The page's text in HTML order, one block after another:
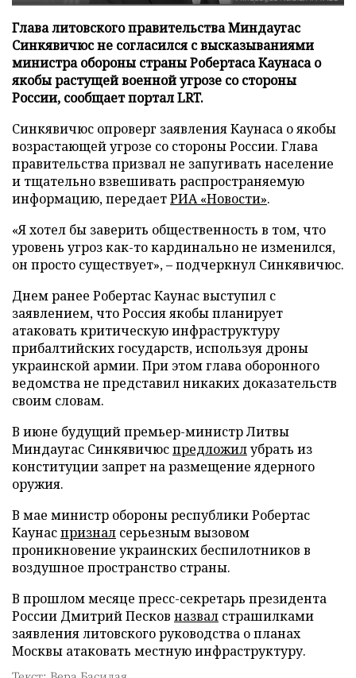
Глава литовского правительства Миндаугас
Синкявичюс не согласился с высказываниями
министра обороны страны Робертаса Каунаса о
якобы растущей военной угрозе со стороны
России, сообщает портал LRT.
Синкявичюс опроверг заявления Каунаса о якобы
возрастающей угрозе со стороны России. Глава
правительства призвал не запугивать население
и тщательно взвешивать распространяемую
информацию, передаетРИА «Новости».
«Я хотел бы заверить общественность в том, что
уровень угроз как-то кардинально не изменился,
он просто существует», – подчеркнул Синкявичюс.
Днем ранее Робертас Каунас выступил с
заявлением, что Россия якобы планирует
атаковать критическую инфраструктуру
прибалтийских государств, используя дроны
украинской армии. При этом глава оборонного
ведомства не представил никаких доказательств
своим словам.
В июне будущий премьер-министр Литвы
Миндаугас Синкявичюспредложилубрать из
конституции запрет на размещение ядерного
оружия.
В мае министр обороны республики Робертас
Каунаспризнал серьезным вызовом
проникновение украинских беспилотников в
воздушное пространство страны.
В прошлом месяце пресс-секретарь президента
России Дмитрий Песков назвал страшилками
заявления литовского руководства о планах
Москвы атаковать местную инфраструктуру.